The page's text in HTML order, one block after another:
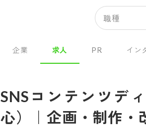
職種
企業 求人 PR イン
SNSコンテンツデ
心）｜企画・制作・